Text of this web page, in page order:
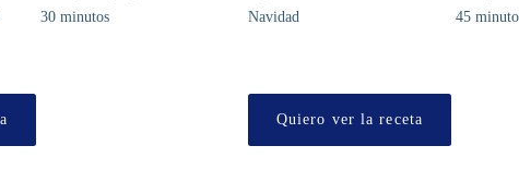
30 minutos
Navidad
45
Quiero ver la receta